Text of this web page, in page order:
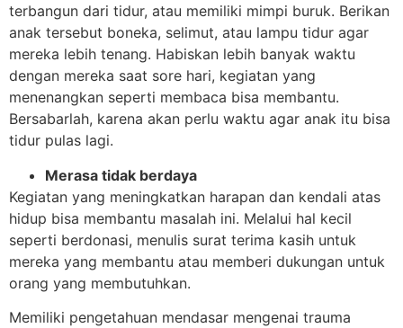
terbangun dari tidur, atau memiliki mimpi buruk. Berikan
anak tersebut boneka, selimut, atau lampu tidur agar
mereka lebih tenang. Habiskan lebih banyak waktu
dengan mereka saat sore hari, kegiatan yang
menenangkan seperti membaca bisa membantu.
Bersabarlah, karena akan perlu waktu agar anak itu bisa
tidur pulas lagi.
Merasa tidak berdaya
Kegiatan yang meningkatkan harapan dan kendali atas
hidup bisa membantu masalah ini. Melalui hal kecil
seperti berdonasi, menulis surat terima kasih untuk
mereka yang membantu atau memberi dukungan untuk
orang yang membutuhkan.
Memiliki pengetahuan mendasar mengenai trauma